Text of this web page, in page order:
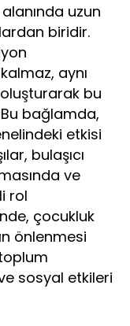
uzun
biridir.
aynı
bu
Bu bağlamda,
etkisi
bulaşıcı
ve
rol
çocukluk
önlenmesi
sosyal etkileri